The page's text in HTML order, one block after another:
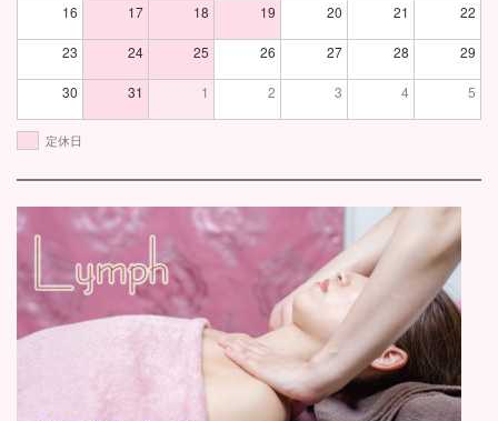
16 17 18 19 20 21 22
23 24 25 26 27 28 29
30 31 1 2 3 4 5
定休日